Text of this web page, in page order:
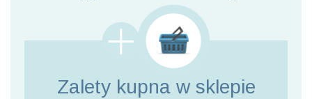
Zalety kupna w sklepie